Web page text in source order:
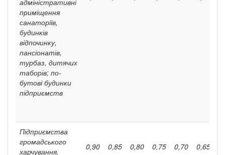
приміщення
санаторіїв,
будинків
відпочинку,
пансіонатів,
турбаз, дитячих
таборів; по­
бутові будинки
підприємств
Підприємства
громадського
харчуван­ня,
0,90 0,85 0,80 0,75 0,70 0,65